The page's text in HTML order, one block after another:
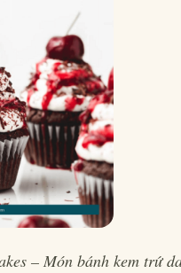
– Món bánh kem trứ